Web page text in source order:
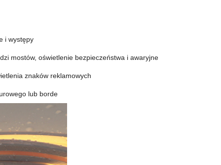
i występy
mostów, oświetlenie bezpieczeństwa i awaryjne
znaków reklamowych
lub borde